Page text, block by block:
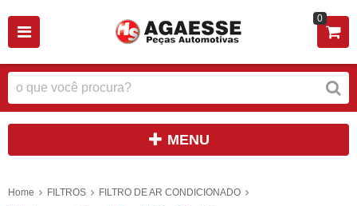
0
MENU
Home FILTROS
FILTRO DE AR CONDICIONADO